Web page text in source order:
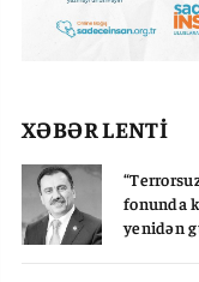
XƏBƏR LENTİ
fonunda
yenidən